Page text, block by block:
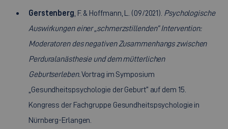
Gerstenberg , F. & Hoffmann, L. (09/2021). Psychologische
Auswirkungen einer „schmerzstillenden“ Intervention:
Moderatoren des negativen Zusammenhangs zwischen
Perduralanästhesie und dem mütterlichen
Geburtserleben.Vortrag im Symposium
„Gesundheitspsychologie der Geburt“ auf dem 15.
Kongress der Fachgruppe Gesundheitspsychologie in
Nürnberg-Erlangen.